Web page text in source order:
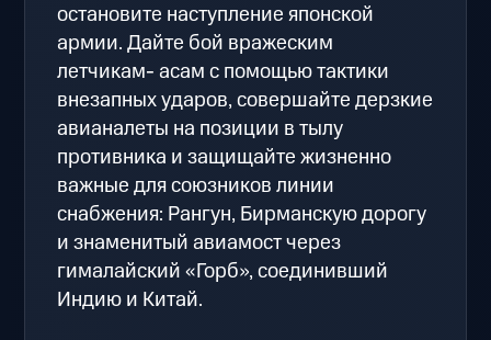
остановите наступление японской
армии. Дайте бой вражеским
летчикам- асам с помощью тактики
внезапных ударов, совершайте дерзкие
авианалеты на позиции в тылу
противника и защищайте жизненно
важные для союзников линии
снабжения: Рангун, Бирманскую дорогу
и знаменитый авиамост через
гималайский «Горб», соединивший
Индию и Китай.